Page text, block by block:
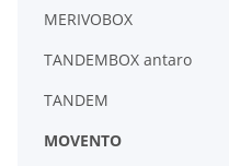
MERIVOBOX
TANDEMBOX antaro
TANDEM
MOVENTO